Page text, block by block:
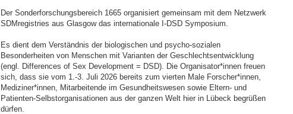
Der Sonderforschungsbereich 1665 organisiert gemeinsam mit dem Netzwerk
SDMregistries aus Glasgow das internationale I-DSD Symposium.
Es dient dem Verständnis der biologischen und psycho-sozialen
Besonderheiten von Menschen mit Varianten der Geschlechtsentwicklung
(engl. Differences of Sex Development = DSD). Die Organisator*innen freuen
sich, dass sie vom 1.-3. Juli 2026 bereits zum vierten Male Forscher*innen,
Mediziner*innen, Mitarbeitende im Gesundheitswesen sowie Eltern- und
Patienten-Selbstorganisationen aus der ganzen Welt hier in Lübeck begrüßen
dürfen.